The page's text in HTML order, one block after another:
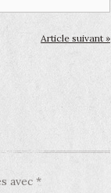
Article suivant »
avec *